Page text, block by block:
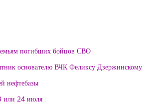
погибших бойцов СВО
основателю ВЧК Феликсу Дзержинскому
нефтебазы
или 24 июля